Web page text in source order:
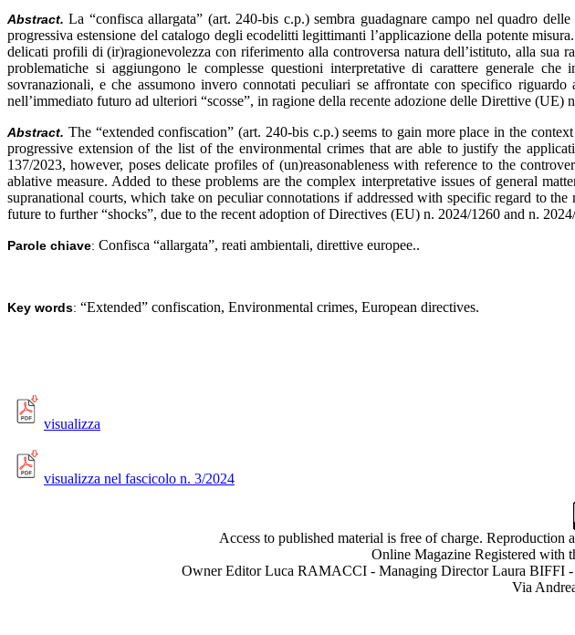
Abstract.La “confisca allargata” (art. 240-bis c.p.) sembra guadagnare campo nel quadro
progressiva estensione del catalogo degli ecodelitti legittimanti l’applicazione della potente
delicati profili di (ir)ragionevolezza con riferimento alla controversa natura dell’istituto, alla
problematiche si aggiungono le complesse questioni interpretative di carattere generale
sovranazionali, e che assumono invero connotati peculiari se affrontate con specifico
nell’immediato futuro ad ulteriori “scosse”, in ragione della recente adozione delle Direttive
Abstract. The “extended confiscation” (art. 240-bis c.p.) seems to gain more place in the
progressive extension of the list of the environmental crimes that are able to justify the
137/2023, however, poses delicate profiles of (un)reasonableness with reference to the
ablative measure. Added to these problems are the complex interpretative issues of general
supranational courts, which take on peculiar connotations if addressed with specific regard to
future to further “shocks”, due to the recent adoption of Directives (EU) n. 2024/1260 and n.
Parole chiave: Confisca “allargata”, reati ambientali, direttive europee..
Key words: “Extended” confiscation, Environmental crimes, European directives.
visualizza
visualizza nel fascicolo n. 3/2024
Access to published material is free of charge.
Online Magazine Registered with
Owner Editor Luca RAMACCI - Managing Director Laura
Via